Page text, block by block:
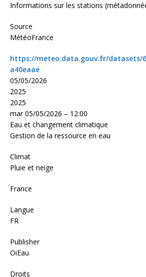
Informations sur les stations
Source
MétéoFrance
https://meteo.data.gouv.fr/datasets/
a40eaae
05/05/2026
2025
2025
mar 05/05/2026 – 12:00
Eau et changement climatique
Gestion de la ressource en eau
Climat
Pluie et neige
France
Langue
FR
Publisher
OiEau
Droits